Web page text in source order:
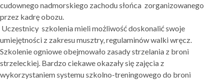
cudownego nadmorskiego zachodu słońca zorganizowanego
przez kadrę obozu.
Uczestnicy szkolenia mieli możliwość doskonalić swoje
umiejętności z zakresu musztry, regulaminów walki wręcz.
Szkolenie ogniowe obejmowało zasady strzelania z broni
strzeleckiej. Bardzo ciekawe okazały się zajęcia z
wykorzystaniem systemu szkolno-treningowego do broni